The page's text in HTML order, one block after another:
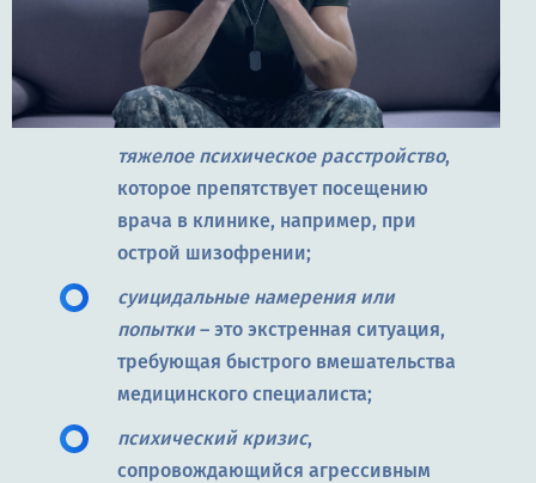
тяжелое психическое расстройство,
которое препятствует посещению
врача в клинике, например, при
острой шизофрении;
суицидальные намерения или
попытки– это экстренная ситуация,
требующая быстрого вмешательства
медицинского специалиста;
психический кризис,
сопровождающийся агрессивным